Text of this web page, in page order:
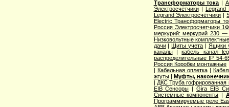
Трансформаторы тока |
Электросчётчики| Legrand
Legrand Электросчётчики |
Electric Трансформаторы
Россия Электросчетчики
меркурий: меркурий 230 —
Низковольтные
дачи|Щиты учета |Ящики
каналы|кабель канал
распределительные IP 54-
Россия Коробки монтажные
| Кабельная оплетка|
жгуты| Муфты,
| ДКС Труба гофрированная
EIB Сенсоры |Gira EIB
Системные компоненты |
Программируемые реле